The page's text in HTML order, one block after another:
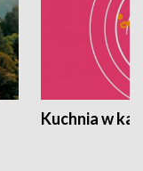
Kuchnia w